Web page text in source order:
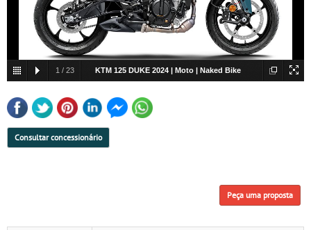
1 / 23 KTM 125 DUKE 2024 | Moto | Naked Bike
Consultar concessionário
Peça uma proposta